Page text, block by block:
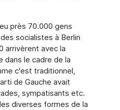
près 70.000 gens
socialistes à Berlin
arrivèrent avec la
dans le cadre de la
c'est traditionnel,
de Gauche avait
sympatisants etc.
diverses formes de la